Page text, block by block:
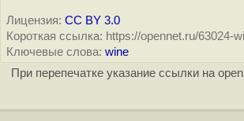
Лицензия: CC BY 3.0
Короткая ссылка: https://opennet.ru/63024-
Ключевые слова: wine
При перепечатке указание ссылки на